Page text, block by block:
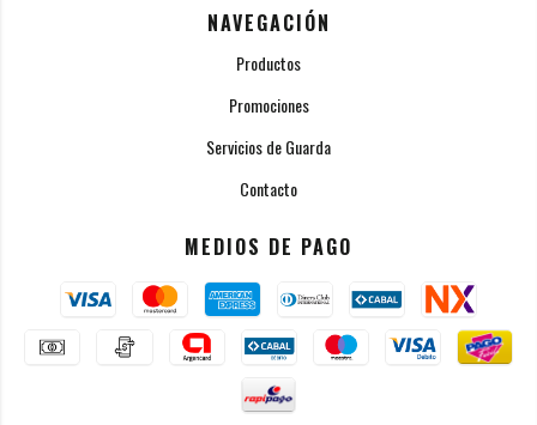
NAVEGACIÓN
Productos
Promociones
Servicios de Guarda
Contacto
MEDIOS DE PAGO